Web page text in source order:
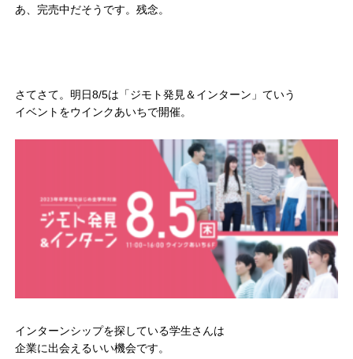
あ、完売中だそうです。残念。
さてさて。明日8/5は「ジモト発見＆インターン」ていう
イベントをウインクあいちで開催。
インターンシップを探している学生さんは
企業に出会えるいい機会です。